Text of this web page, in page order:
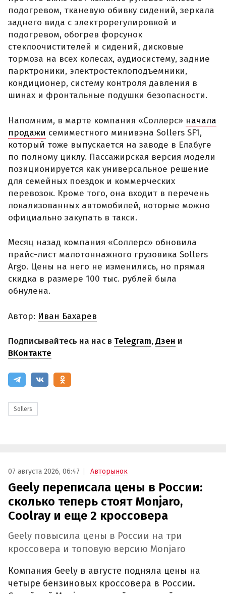
подогревом, тканевую обивку сидений, зеркала
заднего вида с электрорегулировкой и
подогревом, обогрев форсунок
стеклоочистителей и сидений, дисковые
тормоза на всех колесах, аудиосистему, задние
парктроники, электростеклоподъемники,
кондиционер, систему контроля давления в
шинах и фронтальные подушки безопасности.
Напомним, в марте компания «Соллерс» начала
продажи семиместного минивэна Sollers SF1,
который тоже выпускается на заводе в Елабуге
по полному циклу. Пассажирская версия модели
позиционируется как универсальное решение
для семейных поездок и коммерческих
перевозок. Кроме того, она входит в перечень
локализованных автомобилей, которые можно
официально закупать в такси.
Месяц назад компания «Соллерс» обновила
прайс-лист малотоннажного грузовика Sollers
Argo. Цены на него не изменились, но прямая
скидка в размере 100 тыс. рублей была
обнулена.
Автор: Иван Бахарев
Подписывайтесь на нас в Telegram,Дзен и
ВКонтакте
Sollers
07 августа 2026, 06:47 Авторынок
Geely переписала цены в России:
сколько теперь стоят Monjaro,
Coolray и еще 2 кроссовера
Geely повысила цены в России на три
кроссовера и топовую версию Monjaro
Компания Geely в августе подняла цены на
четыре бензиновых кроссовера в России.